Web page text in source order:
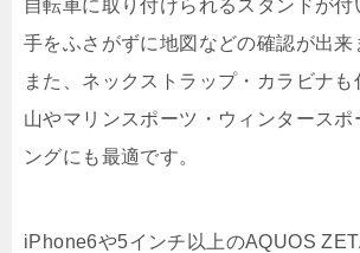
自転車に取り付けられるスタンドが付
手をふさがずに地図などの確認が出来
また、ネックストラップ・カラビナも
山やマリンスポーツ・ウィンタースポ
ングにも最適です。
iPhone6や5インチ以上のAQUOS